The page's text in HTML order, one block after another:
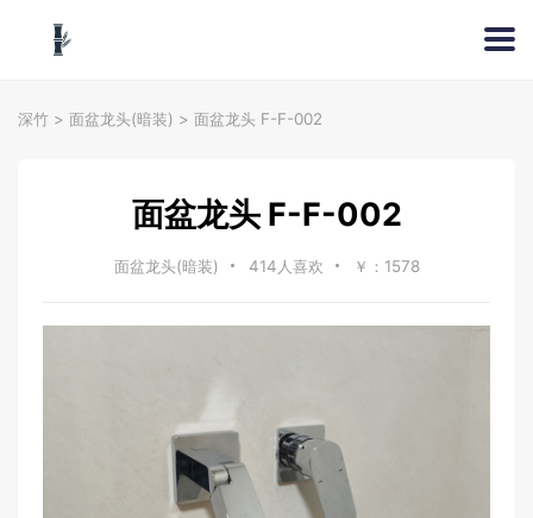
深竹 > 面盆龙头(暗装) > 面盆龙头 F-F-002
面盆龙头 F-F-002
面盆龙头(暗装) 414人喜欢 ￥：1578